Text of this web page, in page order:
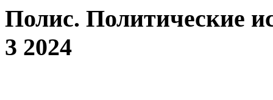
Полис. Политические
3 2024